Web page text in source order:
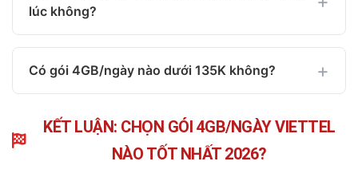
lúc không?
Có gói 4GB/ngày nào dưới 135K không?
KẾT LUẬN: CHỌN GÓI 4GB/NGÀY VIETTEL
NÀO TỐT NHẤT 2026?